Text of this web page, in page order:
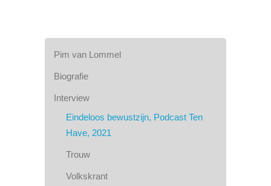
Pim van Lommel
Biografie
Interview
Eindeloos bewustzijn, Podcast Ten
Have, 2021
Trouw
Volkskrant